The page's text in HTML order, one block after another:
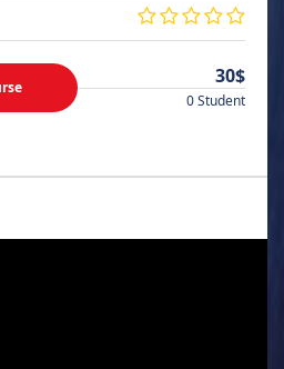
30$
0 Student